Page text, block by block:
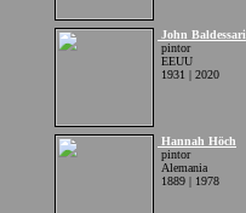
John Baldessari
pintor
EEUU
1931 | 2020
Hannah Höch
pintor
Alemania
1889 | 1978